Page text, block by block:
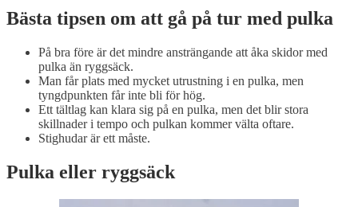
Bästa tipsen om att gå på tur med pulka
På bra före är det mindre ansträngande att åka skidor med
pulka än ryggsäck.
Man får plats med mycket utrustning i en pulka, men
tyngdpunkten får inte bli för hög.
Ett tältlag kan klara sig på en pulka, men det blir stora
skillnader i tempo och pulkan kommer välta oftare.
Stighudar är ett måste.
Pulka eller ryggsäck